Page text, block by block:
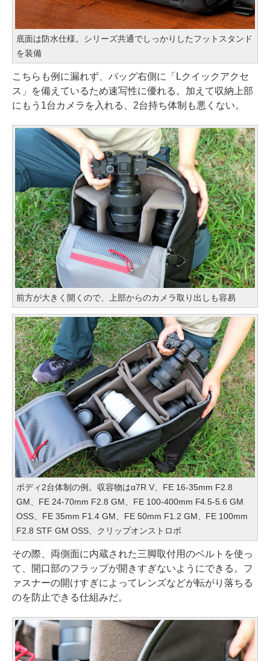
底面は防水仕様。シリーズ共通でしっかりしたフットスタンド
を装備
こちらも例に漏れず、バッグ右側に「Lクイックアクセ
ス」を備えているため速写性に優れる。加えて収納上部
にもう1台カメラを入れる、2台持ち体制も悪くない。
前方が大きく開くので、上部からのカメラ取り出しも容易
ボディ2台体制の例。収容物はα7R V、FE 16-35mm F2.8
GM、FE 24-70mm F2.8 GM、FE 100-400mm F4.5-5.6 GM
OSS、FE 35mm F1.4 GM、FE 50mm F1.2 GM、FE 100mm
F2.8 STF GM OSS、クリップオンストロボ
その際、両側面に内蔵された三脚取付用のベルトを使っ
て、開口部のフラップが開きすぎないようにできる。フ
ァスナーの開けすぎによってレンズなどが転がり落ちる
のを防止できる仕組みだ。